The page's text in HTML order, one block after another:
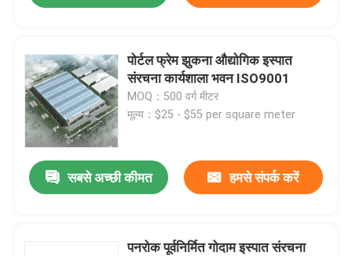
पोर्टल फ्रेम झुकना औद्योगिक इस्पात
संरचना कार्यशाला भवन ISO9001
MOQ：500 वर्ग मीटर
मूल्य：$25 - $55 per square meter
सबसे अच्छी कीमत हमसे संपर्क करें
पनरोक पूर्वनिर्मित गोदाम इस्पात संरचना